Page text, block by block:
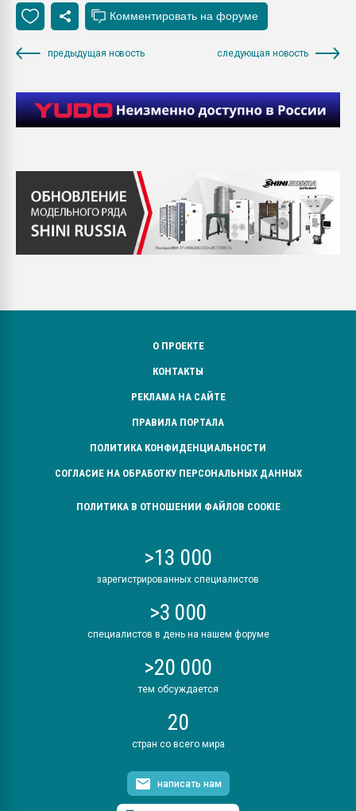
предыдущая новость следующая новость
О ПРОЕКТЕ
КОНТАКТЫ
РЕКЛАМА НА САЙТЕ
ПРАВИЛА ПОРТАЛА
ПОЛИТИКА КОНФИДЕНЦИАЛЬНОСТИ
СОГЛАСИЕ НА ОБРАБОТКУ ПЕРСОНАЛЬНЫХ ДАННЫХ
ПОЛИТИКА В ОТНОШЕНИИ ФАЙЛОВ COOKIE
>13 000
зарегистрированных специалистов
>3 000
специалистов в день на нашем форуме
>20 000
тем обсуждается
20
стран со всего мира
написать нам